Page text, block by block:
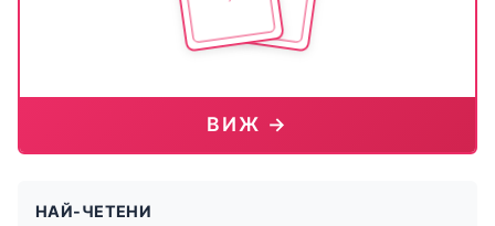
ВИЖ →
НАЙ-ЧЕТЕНИ